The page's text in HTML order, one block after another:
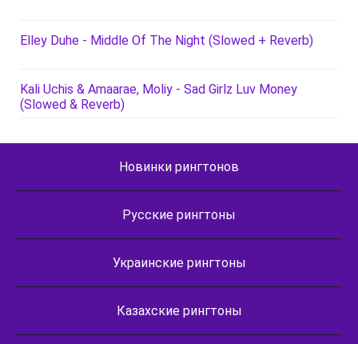
Elley Duhe - Middle Of The Night (Slowed + Reverb)
Kali Uchis & Amaarae, Moliy - Sad Girlz Luv Money
(Slowed & Reverb)
Новинки рингтонов
Русские рингтоны
Украинские рингтоны
Казахские рингтоны